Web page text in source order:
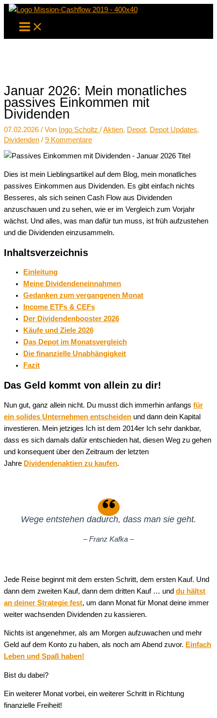
Zum
Inhalt
springen
Januar 2026: Mein monatliches
passives Einkommen mit
Dividenden
07.02.2026 / Von Ingo Scholtz /Aktien, Depot, Depot Updates,
Dividenden / 9 Kommentare
Dies ist mein Lieblingsartikel auf dem Blog, mein monatliches
passives Einkommen aus Dividenden. Es gibt einfach nichts
Besseres, als sich seinen Cash Flow aus Dividenden
anzuschauen und zu sehen, wie er im Vergleich zum Vorjahr
wächst. Und alles, was man dafür tun muss, ist früh aufzustehen
und die Dividenden einzusammeln.
Inhaltsverzeichnis
Einleitung
Meine Dividendeneinnahmen
Gedanken zum vergangenen Monat
Income ETFs & CEFs
Der Dividendenbooster 2026
Käufe und Ziele 2026
Das Depot im Monatsvergleich
Die finanzielle Unabhängigkeit
Fazit
Das Geld kommt von allein zu dir!
Nun gut, ganz allein nicht. Du musst dich immerhin anfangs für
ein solides Unternehmen entscheiden und dann dein Kapital
investieren. Mein jetziges Ich ist dem 2014er Ich sehr dankbar,
dass es sich damals dafür entschieden hat, diesen Weg zu gehen
und konsequent über den Zeitraum der letzten
Jahre Dividendenaktien zu kaufen.
Wege entstehen dadurch, dass man sie geht.
– Franz Kafka –
Jede Reise beginnt mit dem ersten Schritt, dem ersten Kauf. Und
dann dem zweiten Kauf, dann dem dritten Kauf … und du hältst
an deiner Strategie fest, um dann Monat für Monat deine immer
weiter wachsenden Dividenden zu kassieren.
Nichts ist angenehmer, als am Morgen aufzuwachen und mehr
Geld auf dem Konto zu haben, als noch am Abend zuvor. Einfach
Leben und Spaß haben!
Bist du dabei?
Ein weiterer Monat vorbei, ein weiterer Schritt in Richtung
finanzielle Freiheit!